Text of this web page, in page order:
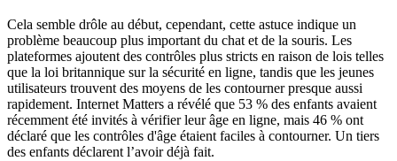
Cela semble drôle au début, cependant, cette astuce indique un
problème beaucoup plus important du chat et de la souris. Les
plateformes ajoutent des contrôles plus stricts en raison de lois telles
que la loi britannique sur la sécurité en ligne, tandis que les jeunes
utilisateurs trouvent des moyens de les contourner presque aussi
rapidement. Internet Matters a révélé que 53 % des enfants avaient
récemment été invités à vérifier leur âge en ligne, mais 46 % ont
déclaré que les contrôles d'âge étaient faciles à contourner. Un tiers
des enfants déclarent l’avoir déjà fait.